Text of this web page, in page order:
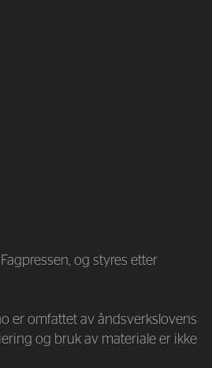
og styres etter
er omfattet av åndsverkslovens
og bruk av materiale er ikke